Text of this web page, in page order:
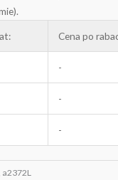
Cena po
-
-
-
a2372L